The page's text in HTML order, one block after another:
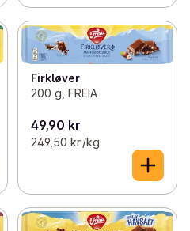
Firkløver
200 g, FREIA
49,90 kr
249,50 kr /kg